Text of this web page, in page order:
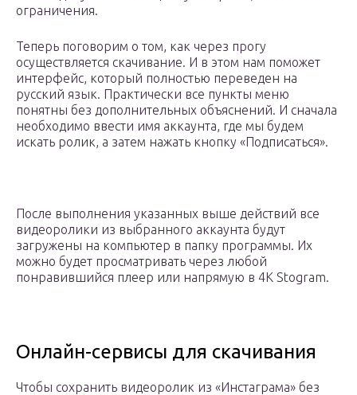
ограничения.
Теперь поговорим о том, как через прогу
осуществляется скачивание. И в этом нам поможет
интерфейс, который полностью переведен на
русский язык. Практически все пункты меню
понятны без дополнительных объяснений. И сначала
необходимо ввести имя аккаунта, где мы будем
искать ролик, а затем нажать кнопку «Подписаться».
После выполнения указанных выше действий все
видеоролики из выбранного аккаунта будут
загружены на компьютер в папку программы. Их
можно будет просматривать через любой
понравившийся плеер или напрямую в 4K Stogram.
Онлайн-сервисы для скачивания
Чтобы сохранить видеоролик из «Инстаграма» без